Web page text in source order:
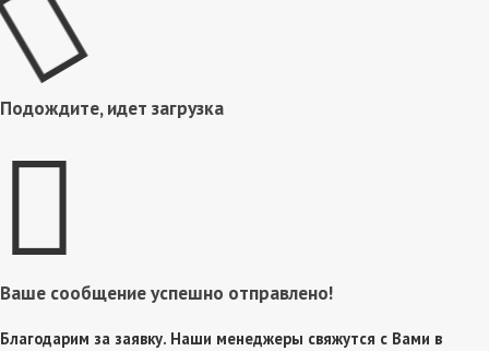
Подождите, идет загрузка
Ваше сообщение успешно отправлено!
Благодарим за заявку. Наши менеджеры свяжутся с Вами в